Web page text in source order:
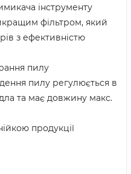
інструменту
фільтром, який
з ефективністю
пилу
пилу регулюється в
та має довжину макс.
продукції